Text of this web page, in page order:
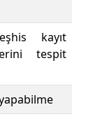
kayıt
tespit